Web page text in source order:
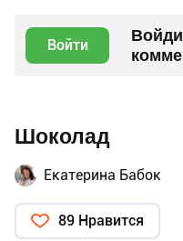
Войти
Шоколад
Екатерина Бабок
89 Нравится